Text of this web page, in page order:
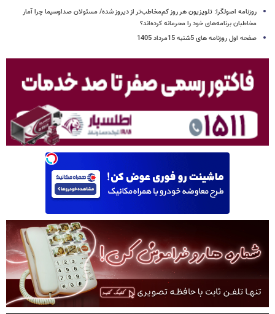
روزنامه اصولگرا: تلویزیون هر روز کم‌مخاطب‌تر از دیروز شده/ مسئولان صداوسیما چرا آمار
مخاطبان برنامه‌های خود را محرمانه کرده‌اند؟
صفحه اول روزنامه های 5شنبه 15مرداد 1405